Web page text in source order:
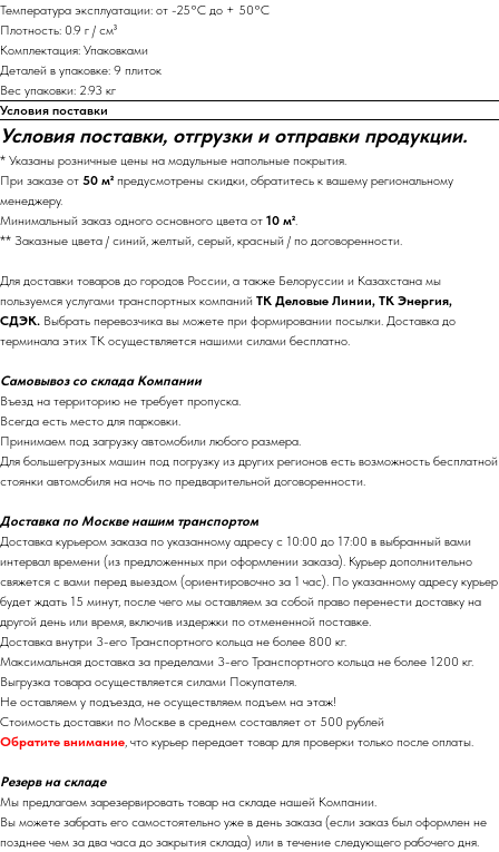
Температура эксплуатации: от -25°С до + 50°С
Плотность: 0.9 г / см³
Комплектация: Упаковками
Деталей в упаковке: 9 плиток
Вес упаковки: 2.93 кг
Условия поставки
Условия поставки, отгрузки и отправки продукции.
* Указаны розничные цены на модульные напольные покрытия.
При заказе от 50 м² предусмотрены скидки, обратитесь к вашему региональному
менеджеру.
Минимальный заказ одного основного цвета от 10 м².
** Заказные цвета / синий, желтый, серый, красный / по договоренности.
Для доставки товаров до городов России, а также Белоруссии и Казахстана мы
пользуемся услугами транспортных компаний ТК Деловые Линии, ТК Энергия,
СДЭК. Выбрать перевозчика вы можете при формировании посылки. Доставка до
терминала этих ТК осуществляется нашими силами бесплатно.
Самовывоз со склада Компании
Въезд на территорию не требует пропуска.
Всегда есть место для парковки.
Принимаем под загрузку автомобили любого размера.
Для большегрузных машин под погрузку из других регионов есть возможность бесплатной
стоянки автомобиля на ночь по предварительной договоренности.
Доставка по Москве нашим транспортом
Доставка курьером заказа по указанному адресу с 10:00 до 17:00 в выбранный вами
интервал времени (из предложенных при оформлении заказа). Курьер дополнительно
свяжется с вами перед выездом (ориентировочно за 1 час). По указанному адресу курьер
будет ждать 15 минут, после чего мы оставляем за собой право перенести доставку на
другой день или время, включив издержки по отмененной поставке.
Доставка внутри 3-его Транспортного кольца не более 800 кг.
Максимальная доставка за пределами 3-его Транспортного кольца не более 1200 кг.
Выгрузка товара осуществляется силами Покупателя.
Не оставляем у подъезда, не осуществляем подъем на этаж!
Стоимость доставки по Москве в среднем составляет от 500 рублей
Обратите внимание, что курьер передает товар для проверки только после оплаты.
Резерв на складе
Мы предлагаем зарезервировать товар на складе нашей Компании.
Вы можете забрать его самостоятельно уже в день заказа (если заказ был оформлен не
позднее чем за два часа до закрытия склада) или в течение следующего рабочего дня.